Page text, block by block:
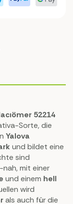
52214
Sorte, die
Yalova
und bildet eine
sind
mit einer
und einem hell
wird
als auch für die